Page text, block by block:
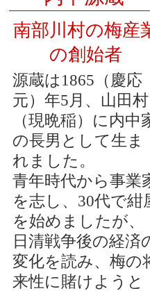
南部川村の梅産
の創始者
源蔵は1865（慶応
元）年5月、山田村
（現晩稲）に内中
の長男として生ま
れました。
青年時代から事業
を志し、30代で紺
を始めましたが、
日清戦争後の経済
変化を読み、梅の
来性に賭けようと